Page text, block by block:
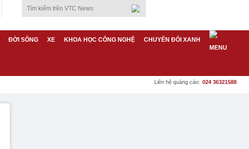
ĐỜI SỐNG XE KHOA HỌC CÔNG NGHỆ CHUYỂN ĐỔI XANH
Liên hệ quảng cáo: 024 36321588